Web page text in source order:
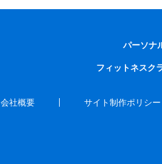
パーソナ
フィットネスク
会社概要 サイト制作ポリシー